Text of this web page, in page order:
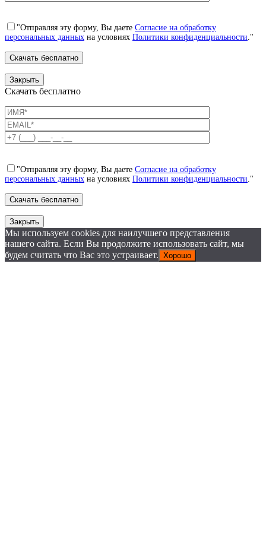
"Отправляя эту форму, Вы даете Согласие на обработку
персональных данных на условиях Политики конфиденциальности."
Закрыть
Скачать бесплатно
"Отправляя эту форму, Вы даете Согласие на обработку
персональных данных на условиях Политики конфиденциальности."
Закрыть
Мы используем cookies для наилучшего представления
нашего сайта. Если Вы продолжите использовать сайт, мы
будем считать что Вас это устраивает. Хорошо